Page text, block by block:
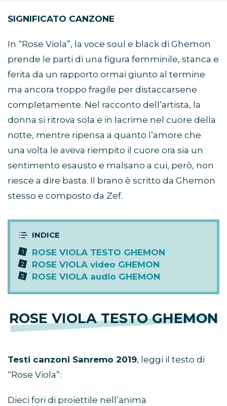
SIGNIFICATO CANZONE
In “Rose Viola”, la voce soul e black di Ghemon
prende le parti di una figura femminile, stanca e
ferita da un rapporto ormai giunto al termine
ma ancora troppo fragile per distaccarsene
completamente. Nel racconto dell’artista, la
donna si ritrova sola e in lacrime nel cuore della
notte, mentre ripensa a quanto l’amore che
una volta le aveva riempito il cuore ora sia un
sentimento esausto e malsano a cui, però, non
riesce a dire basta. Il brano è scritto da Ghemon
stesso e composto da Zef.
ROSE VIOLA TESTO GHEMON
ROSE VIOLA video GHEMON
ROSE VIOLA audio GHEMON
ROSE VIOLA TESTO GHEMON
Testi canzoni Sanremo 2019, leggi il testo di
“Rose Viola”:
Dieci fori di proiettile nell’anima